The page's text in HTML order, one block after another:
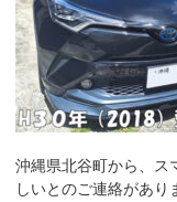
沖縄県北谷町から、ス
しいとのご連絡があ